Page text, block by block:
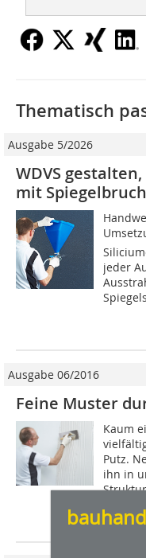
Thematisch
Ausgabe 5/2026
WDVS
mit
jeder
Ausgabe 06/2016
Feine Muster
Kaum
Putz.
ihn in